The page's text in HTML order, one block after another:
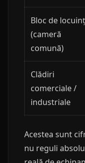
Bloc de
(cameră
comună)
Clădiri
comerciale /
industriale
Acestea sunt
nu reguli